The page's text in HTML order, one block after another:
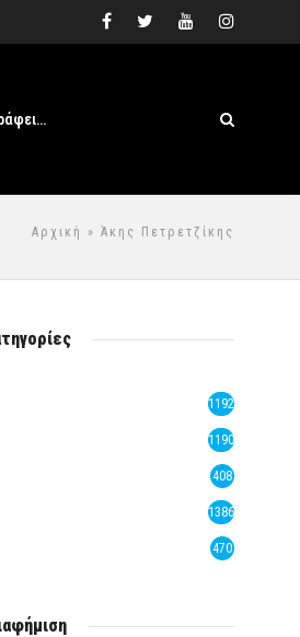
Αρχική » Άκης Πετρετζίκης
1192
1190
408
1386
470